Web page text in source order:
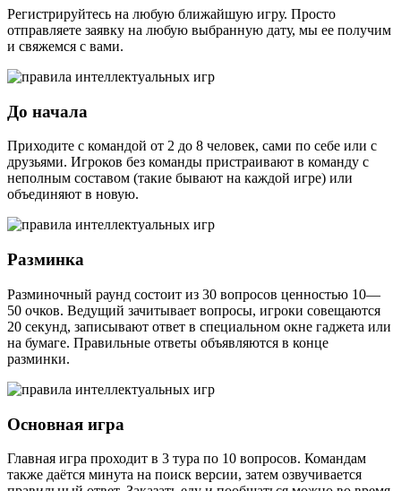
Регистрируйтесь на любую ближайшую игру. Просто
отправляете заявку на любую выбранную дату, мы ее получим
и свяжемся с вами.
До начала
Приходите с командой от 2 до 8 человек, сами по себе или с
друзьями. Игроков без команды пристраивают в команду с
неполным составом (такие бывают на каждой игре) или
объединяют в новую.
Разминка
Разминочный раунд состоит из 30 вопросов ценностью 10—
50 очков. Ведущий зачитывает вопросы, игроки совещаются
20 секунд, записывают ответ в специальном окне гаджета или
на бумаге. Правильные ответы объявляются в конце
разминки.
Основная игра
Главная игра проходит в 3 тура по 10 вопросов. Командам
также даётся минута на поиск версии, затем озвучивается